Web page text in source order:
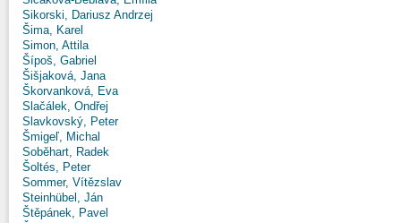
Sikorski, Dariusz Andrzej
Šima, Karel
Simon, Attila
Šípoš, Gabriel
Šišjaková, Jana
Škorvanková, Eva
Slačálek, Ondřej
Slavkovský, Peter
Šmigeľ, Michal
Soběhart, Radek
Šoltés, Peter
Sommer, Vítězslav
Steinhübel, Ján
Štěpánek, Pavel